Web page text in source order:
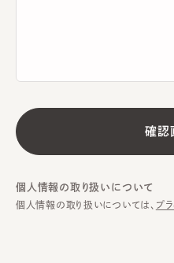
個人情報の取り扱いについて
個人情報の取り扱いについては、 プ